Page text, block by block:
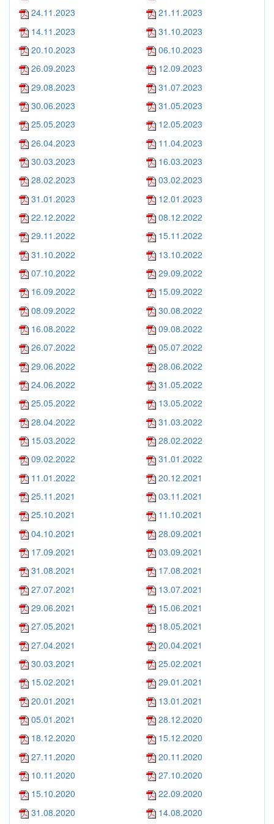
24.11.2023
21.11.2023
14.11.2023
31.10.2023
20.10.2023
06.10.2023
26.09.2023
12.09.2023
29.08.2023
31.07.2023
30.06.2023
31.05.2023
25.05.2023
12.05.2023
26.04.2023
11.04.2023
30.03.2023
16.03.2023
28.02.2023
03.02.2023
31.01.2023
12.01.2023
22.12.2022
08.12.2022
29.11.2022
15.11.2022
31.10.2022
13.10.2022
07.10.2022
29.09.2022
16.09.2022
15.09.2022
08.09.2022
30.08.2022
16.08.2022
09.08.2022
26.07.2022
05.07.2022
29.06.2022
28.06.2022
24.06.2022
31.05.2022
25.05.2022
13.05.2022
28.04.2022
31.03.2022
15.03.2022
28.02.2022
09.02.2022
31.01.2022
11.01.2022
20.12.2021
25.11.2021
03.11.2021
25.10.2021
11.10.2021
04.10.2021
28.09.2021
17.09.2021
03.09.2021
31.08.2021
17.08.2021
27.07.2021
13.07.2021
29.06.2021
15.06.2021
27.05.2021
18.05.2021
27.04.2021
20.04.2021
30.03.2021
25.02.2021
15.02.2021
29.01.2021
20.01.2021
13.01.2021
05.01.2021
28.12.2020
18.12.2020
15.12.2020
27.11.2020
20.11.2020
10.11.2020
27.10.2020
15.10.2020
22.09.2020
31.08.2020
14.08.2020